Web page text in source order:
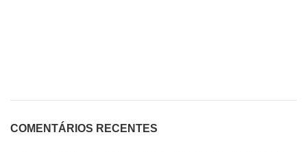
COMENTÁRIOS RECENTES